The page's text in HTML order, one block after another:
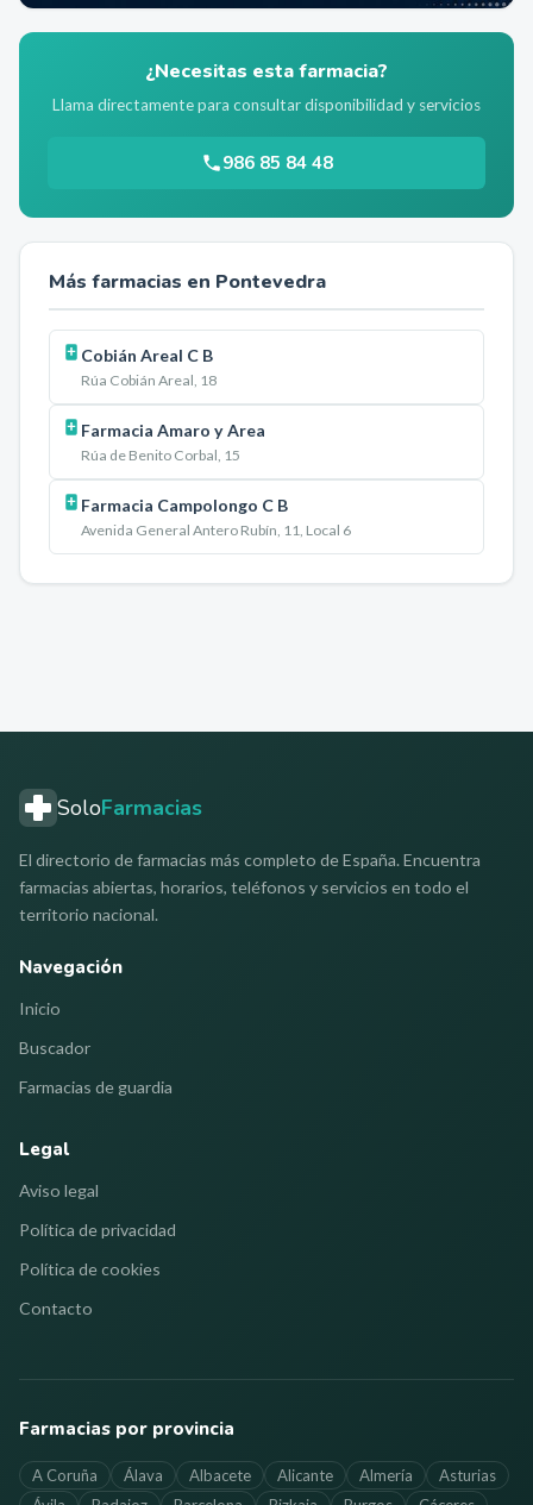
¿Necesitas esta farmacia?
Llama directamente para consultar disponibilidad y servicios
986 85 84 48
Más farmacias en Pontevedra
Cobián Areal C B
Rúa Cobián Areal, 18
Farmacia Amaro y Area
Rúa de Benito Corbal, 15
Farmacia Campolongo C B
Avenida General Antero Rubín, 11, Local 6
SoloFarmacias
El directorio de farmacias más completo de España. Encuentra
farmacias abiertas, horarios, teléfonos y servicios en todo el
territorio nacional.
Navegación
Inicio
Buscador
Farmacias de guardia
Legal
Aviso legal
Política de privacidad
Política de cookies
Contacto
Farmacias por provincia
A Coruña Álava Albacete Alicante Almería
Asturias